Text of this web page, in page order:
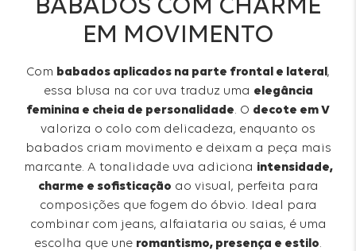
BABADOS COM CHARME
EM MOVIMENTO
Com babados aplicados na parte frontal e lateral ,
essa blusa na cor uva traduz uma elegância
feminina e cheia de personalidade. O decote em V
valoriza o colo com delicadeza, enquanto os
babados criam movimento e deixam a peça mais
marcante. A tonalidade uva adiciona intensidade,
charme e sofisticação ao visual, perfeita para
composições que fogem do óbvio. Ideal para
combinar com jeans, alfaiataria ou saias, é uma
escolha que une romantismo, presença e estilo.